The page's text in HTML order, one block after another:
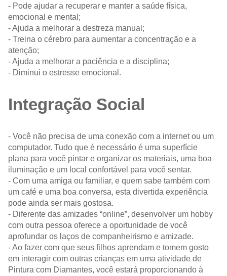
- Pode ajudar a recuperar e manter a saúde física,
emocional e mental;
- Ajuda a melhorar a destreza manual;
- Treina o cérebro para aumentar a concentração e a
atenção;
- Ajuda a melhorar a paciência e a disciplina;
- Diminui o estresse emocional.
Integração Social
- Você não precisa de uma conexão com a internet ou um
computador. Tudo que é necessário é uma superfície
plana para você pintar e organizar os materiais, uma boa
iluminação e um local confortável para você sentar.
- Com uma amiga ou familiar, e quem sabe também com
um café e uma boa conversa, esta divertida experiência
pode ainda ser mais gostosa.
- Diferente das amizades “online”, desenvolver um hobby
com outra pessoa oferece a oportunidade de você
aprofundar os laços de companheirismo e amizade.
- Ao fazer com que seus filhos aprendam e tomem gosto
em interagir com outras crianças em uma atividade de
Pintura com Diamantes, você estará proporcionando à